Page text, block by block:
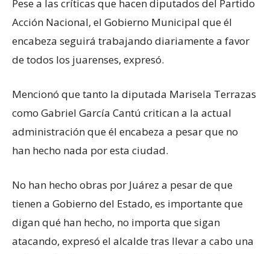
Pese a las críticas que hacen diputados del Partido
Acción Nacional, el Gobierno Municipal que él
encabeza seguirá trabajando diariamente a favor
de todos los juarenses, expresó.
Mencionó que tanto la diputada Marisela Terrazas
como Gabriel García Cantú critican a la actual
administración que él encabeza a pesar que no
han hecho nada por esta ciudad.
No han hecho obras por Juárez a pesar de que
tienen a Gobierno del Estado, es importante que
digan qué han hecho, no importa que sigan
atacando, expresó el alcalde tras llevar a cabo una